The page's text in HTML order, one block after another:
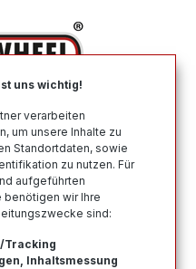
275 35 R20
275 35 R20
renommierter
35 R20. Schneller
uns wichtig!
verarbeiten
um unsere Inhalte zu
Standortdaten, sowie
zu nutzen. Für
aufgeführten
wir Ihre
sind:
Tracking
Inhaltsmessung